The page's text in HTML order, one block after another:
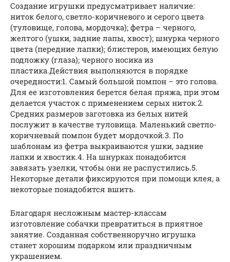
Создание игрушки предусматривает наличие:
ниток белого, светло-коричневого и серого цвета
(туловище, голова, мордочка); фетра – черного,
желтого (ушки, задние лапы, хвост); шнурка черного
цвета (передние лапки); блистеров, имеющих белую
подложку (глаза); черного носика из
пластика.Действия выполняются в порядке
очередности:1. Самый большой помпон – это голова.
Для ее изготовления берется белая пряжа, при этом
делается участок с применением серых ниток.2.
Средних размеров заготовка из белых нитей
послужит в качестве туловища. Маленький светло-
коричневый помпон будет мордочкой.3. По
шаблонам из фетра выкраиваются ушки, задние
лапки и хвостик.4. На шнурках понадобится
завязать узелки, чтобы они не распустились.5.
Некоторые детали фиксируются при помощи клея, а
некоторые понадобится вшить.
Благодаря несложным мастер-классам
изготовление собачки превратиться в приятное
занятие. Созданная собственноручно игрушка
станет хорошим подарком или праздничным
украшением.